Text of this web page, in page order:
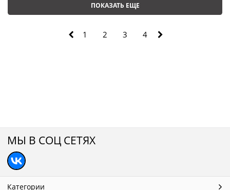
ПОКАЗАТЬ ЕЩЕ
1 2 3 4
МЫ В СОЦ СЕТЯХ
Категории